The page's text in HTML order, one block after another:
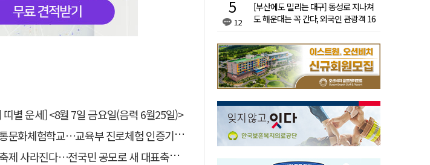
띠별 운세] <8월 7일 금요일(음력 6월25일)>
화체험학교…교육부 진로체험 인증기관 선정
사라진다…전국민 공모로 새 대표축제 발굴 나서
12
[부산에도 밀리는 대구] 동성로 지나쳐
도 해운대는 꼭 간다, 외국인 관광객 16